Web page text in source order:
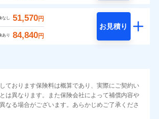
し 51,570円
あり 84,840円
お見積り
ております保険料は概算であり、実際にご契約い
は異なります。また保険会社によって補償内容や
なる場合がございます。あらかじめご了承くださ